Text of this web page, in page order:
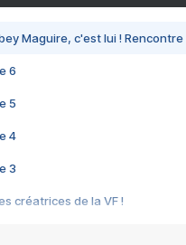
Maguire, c'est lui !
6
5
4
3
créatrices de la VF !